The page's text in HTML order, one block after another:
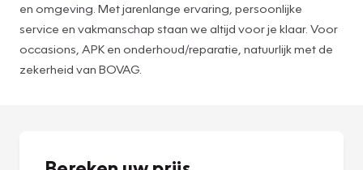
en omgeving. Met jarenlange ervaring, persoonlijke
service en vakmanschap staan we altijd voor je klaar. Voor
occasions, APK en onderhoud/reparatie, natuurlijk met de
zekerheid van BOVAG.